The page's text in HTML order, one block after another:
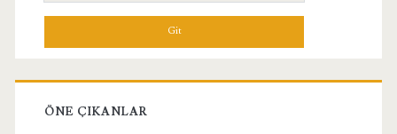
Menü
ÖNE ÇIKANLAR